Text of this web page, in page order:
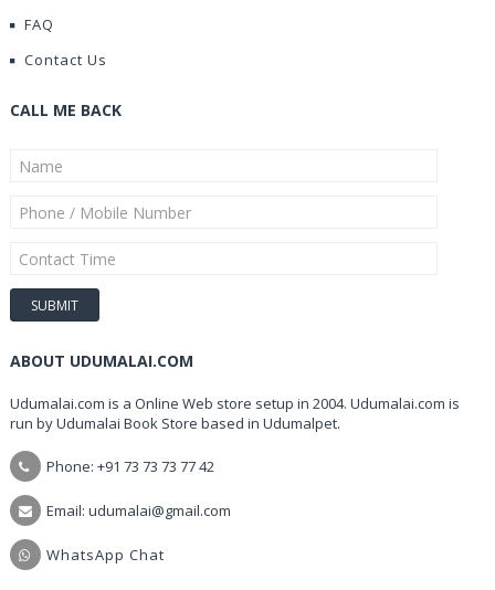
FAQ
Contact Us
CALL ME BACK
ABOUT UDUMALAI.COM
Udumalai.com is a Online Web store setup in 2004. Udumalai.com is
run by Udumalai Book Store based in Udumalpet.
Phone: +91 73 73 73 77 42
Email: udumalai@gmail.com
WhatsApp Chat